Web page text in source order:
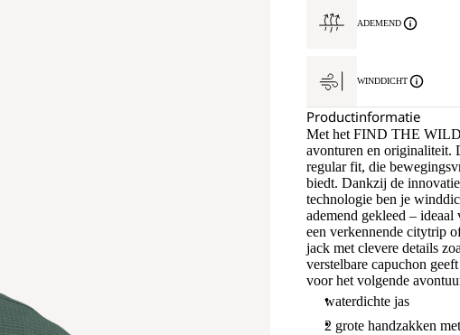
ADEMEND
WINDDICHT
Productinformatie
Met het FIND THE
avonturen en originaliteit.
regular fit, die
biedt. Dankzij de
technologie ben je
ademend gekleed –
een verkennende citytrip
jack met clevere details
verstelbare capuchon
voor het volgende
waterdichte jas
2 grote handzakken